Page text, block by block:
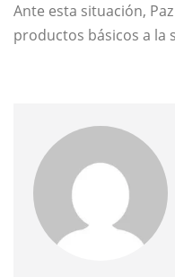
Ante esta situación,
productos básicos a la